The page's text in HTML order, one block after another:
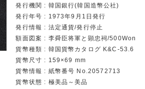
発行機関 : 韓国銀行(韓国造幣公社)
発行年号 : 1973年9月1日発行
発行情報 : 法定通貨/発行停止
額面図案 : 李舜臣将軍と顕忠祠/500Won
貨幣種類 : 韓国貨幣カタログ K&C-53.6
貨幣尺寸 : 159×69 mm
貨幣情報 : 紙幣番号 No.20572713
貨幣状態 : 極美品～美品